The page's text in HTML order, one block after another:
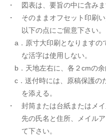
・ 図表は、要旨の中に含みま
・ そのままオフセット印刷い
以下の点にご留意下さい。
a．原寸大印刷となりますの
な活字は使用しない。
b．天地左右に、各２cmの余
c．送付時には、原稿保護の
を添える。
・ 封筒または台紙またはメ
先の氏名と住所、メイルア
て下さい。